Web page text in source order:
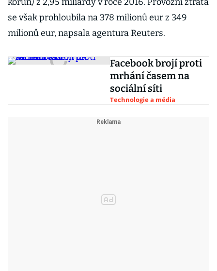
se však prohloubila na 378 milionů eur z 349
milionů eur, napsala agentura Reuters.
Facebook brojí proti
mrhání časem na
sociální síti
Technologie a média